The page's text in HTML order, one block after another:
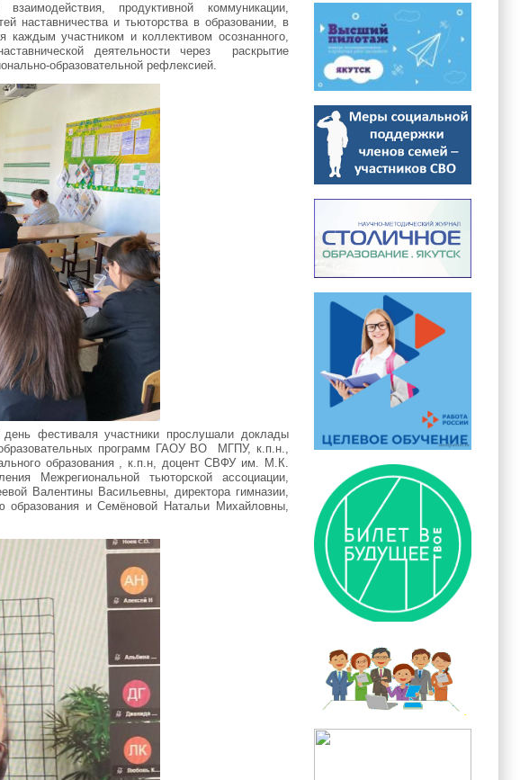
продуктивной коммуникации,
наставничества и тьюторства в образовании, в
каждым участником и коллективом осознанного,
деятельности через раскрытие
образовательной рефлексией.
фестиваля участники прослушали доклады
программ ГАОУ ВО МГПУ, к.п.н.,
образования , к.п.н, доцент СВФУ им. М.К.
Межрегиональной тьюторской ассоциации,
Валентины Васильевны, директора гимназии,
и Семёновой Натальи Михайловны,